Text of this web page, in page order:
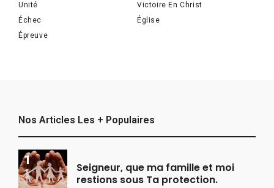
Unité
Victoire En Christ
Échec
Église
Épreuve
Nos Articles Les + Populaires
Seigneur, que ma famille et moi
restions sous Ta protection.